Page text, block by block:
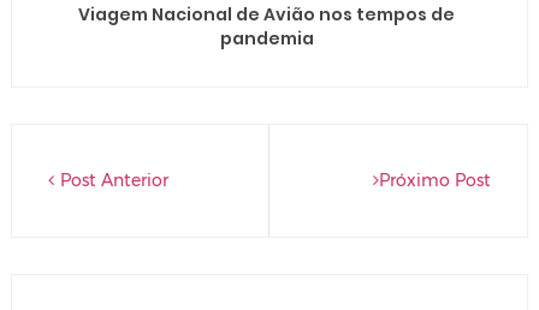
Viagem Nacional de Avião nos tempos de
pandemia
Próximo Post
Post Anterior